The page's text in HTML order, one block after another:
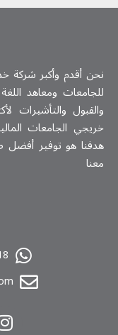
نحن أقدم وأكبر شركة
للجامعات ومعاهد
والقبول والتأشيرات
خريجي الجامعات
هدفنا هو توفير أفضل
معنا